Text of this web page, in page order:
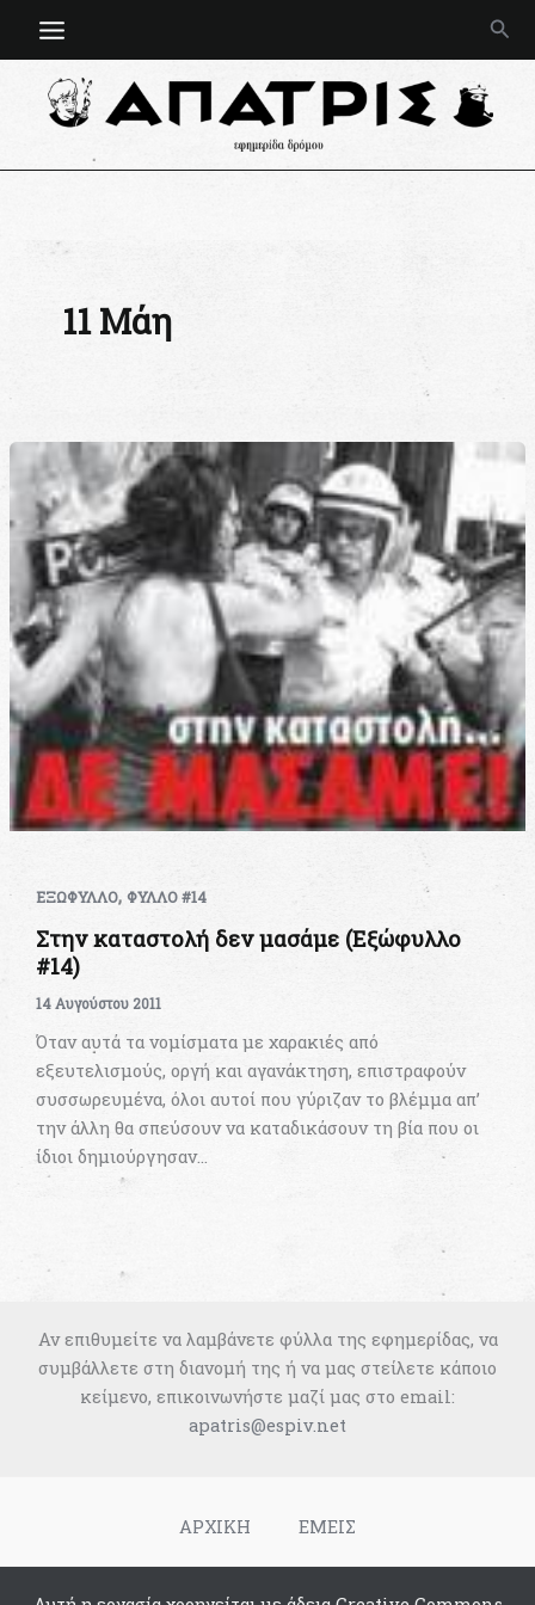
11 Μάη
ΕΞΩΦΥΛΛΟ, ΦΥΛΛΟ #14
Στην καταστολή δεν μασάμε (Εξώφυλλο
#14)
14 Αυγούστου 2011
Όταν αυτά τα νομίσματα με χαρακιές από
εξευτελισμούς, οργή και αγανάκτηση, επιστραφούν
συσσωρευμένα, όλοι αυτοί που γύριζαν το βλέμμα απ’
την άλλη θα σπεύσουν να καταδικάσουν τη βία που οι
ίδιοι δημιούργησαν…
Αν επιθυμείτε να λαμβάνετε φύλλα της εφημερίδας, να
συμβάλλετε στη διανομή της ή να μας στείλετε κάποιο
κείμενο, επικοινωνήστε μαζί μας στο email:
apatris@espiv.net
ΑΡΧΙΚΗ ΕΜΕΙΣ